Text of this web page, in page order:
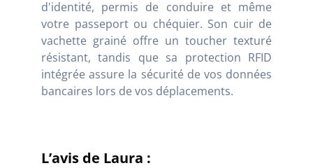
d'identité, permis de conduire et même
votre passeport ou chéquier. Son cuir de
vachette grainé offre un toucher texturé
résistant, tandis que sa protection RFID
intégrée assure la sécurité de vos données
bancaires lors de vos déplacements.
L’avis de Laura :